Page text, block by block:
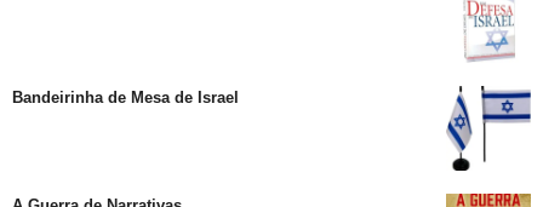
Bandeirinha de Mesa de Israel